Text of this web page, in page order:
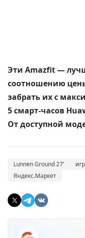
Эти Amazfit —
соотношению
забрать их с
5 смарт-часов
От доступной
Lunnen Ground 27’
Яндекс.Маркет